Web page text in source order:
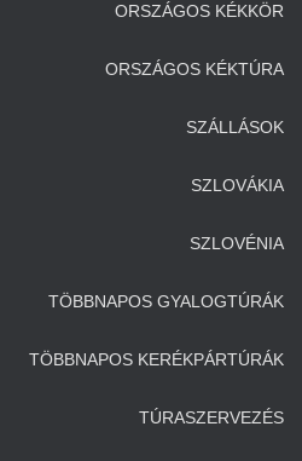
ORSZÁGOS KÉKKÖR
ORSZÁGOS KÉKTÚRA
SZÁLLÁSOK
SZLOVÁKIA
SZLOVÉNIA
TÖBBNAPOS GYALOGTÚRÁK
TÖBBNAPOS KERÉKPÁRTÚRÁK
TÚRASZERVEZÉS